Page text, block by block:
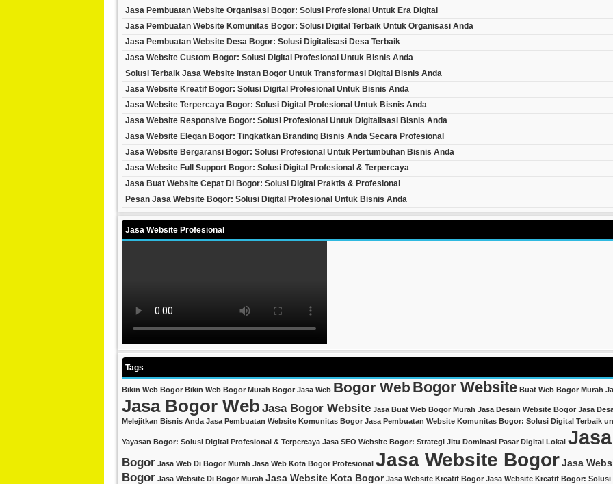
Jasa Pembuatan Website Organisasi Bogor: Solusi Profesional Untuk Era Digital
Jasa Pembuatan Website Komunitas Bogor: Solusi Digital Terbaik Untuk Organisasi Anda
Jasa Pembuatan Website Desa Bogor: Solusi Digitalisasi Desa Terbaik
Jasa Website Custom Bogor: Solusi Digital Profesional Untuk Bisnis Anda
Solusi Terbaik Jasa Website Instan Bogor Untuk Transformasi Digital Bisnis Anda
Jasa Website Kreatif Bogor: Solusi Digital Profesional Untuk Bisnis Anda
Jasa Website Terpercaya Bogor: Solusi Digital Profesional Untuk Bisnis Anda
Jasa Website Responsive Bogor: Solusi Profesional Untuk Digitalisasi Bisnis Anda
Jasa Website Elegan Bogor: Tingkatkan Branding Bisnis Anda Secara Profesional
Jasa Website Bergaransi Bogor: Solusi Profesional Untuk Pertumbuhan Bisnis Anda
Jasa Website Full Support Bogor: Solusi Digital Profesional & Terpercaya
Jasa Buat Website Cepat Di Bogor: Solusi Digital Praktis & Profesional
Pesan Jasa Website Bogor: Solusi Digital Profesional Untuk Bisnis Anda
Jasa Website Profesional
Tags
Bikin Web Bogor Bikin Web Bogor Murah Bogor Jasa Web Bogor Web Bogor Website Buat Web Bogor Murah
Jasa Bogor Web Jasa Bogor Website Jasa Buat Web Bogor Murah Jasa Desain Website Bogor Jasa
Melejitkan Bisnis Anda Jasa Pembuatan Website Komunitas Bogor Jasa Pembuatan Website Komunitas Bogor: Solusi Digital Terbaik
Yayasan Bogor: Solusi Digital Profesional & Terpercaya Jasa SEO Website Bogor: Strategi Jitu Dominasi Pasar Digital Lokal
Bogor Jasa Web Di Bogor Murah Jasa Web Kota Bogor Profesional Jasa Website BogorJasa
Bogor Jasa Website Di Bogor Murah Jasa Website Kota Bogor Jasa Website Kreatif Bogor Jasa Website Kreatif Bogor: